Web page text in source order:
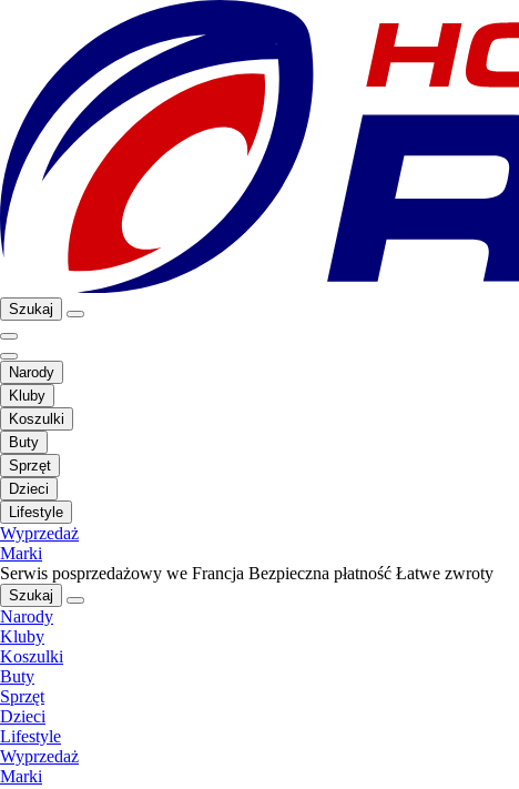
Szukaj
Narody
Kluby
Koszulki
Buty
Sprzęt
Dzieci
Lifestyle
Wyprzedaż
Marki
Serwis posprzedażowy we Francja Bezpieczna płatność Łatwe zwroty
Szukaj
Narody
Kluby
Koszulki
Buty
Sprzęt
Dzieci
Lifestyle
Wyprzedaż
Marki